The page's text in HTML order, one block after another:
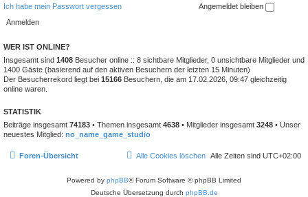
Ich habe mein Passwort vergessen
Angemeldet bleiben
WER IST ONLINE?
Insgesamt sind 1408 Besucher online :: 8 sichtbare Mitglieder, 0 unsichtbare Mitglieder und
1400 Gäste (basierend auf den aktiven Besuchern der letzten 15 Minuten)
Der Besucherrekord liegt bei 15166 Besuchern, die am 17.02.2026, 09:47 gleichzeitig
online waren.
STATISTIK
Beiträge insgesamt 74183 • Themen insgesamt 4638 • Mitglieder insgesamt 3248 • Unser
neuestes Mitglied: no_name_game_studio
Foren-Übersicht Alle Zeiten sind UTC+02:00
Alle Cookies löschen
Powered by phpBB® Forum Software © phpBB Limited
Deutsche Übersetzung durch phpBB.de